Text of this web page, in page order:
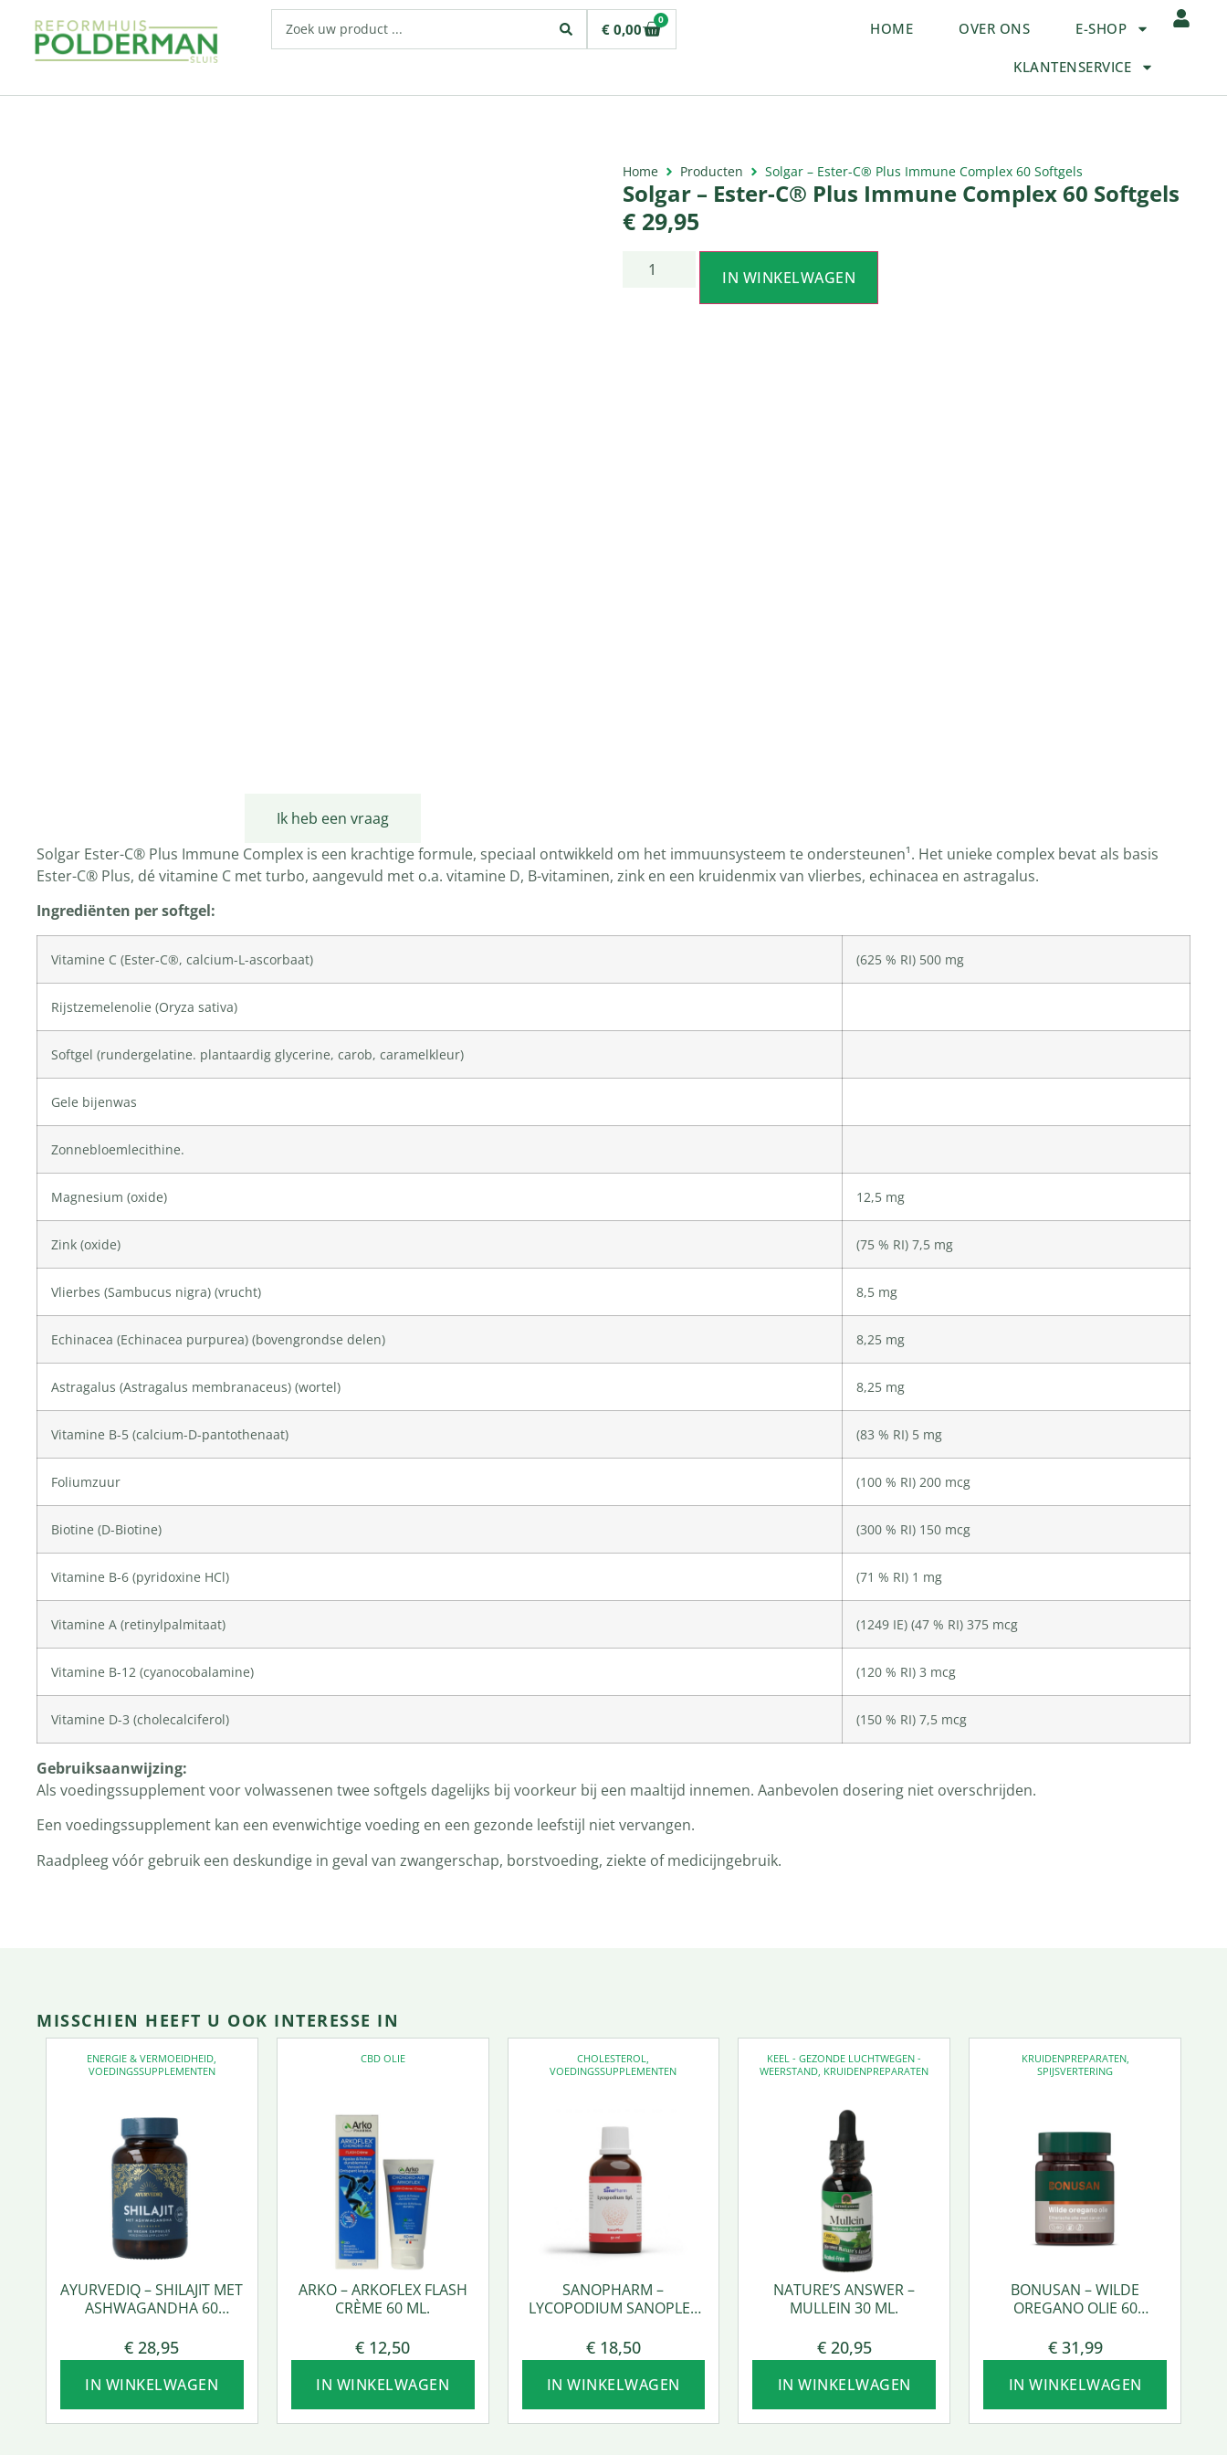
€ 0,00
0 HOME OVER ONS E-SHOP
KLANTENSERVICE
Home Producten Solgar – Ester-C® Plus Immune Complex 60 Softgels
Solgar – Ester-C® Plus Immune Complex 60 Softgels
€ 29,95
IN WINKELWAGEN
Ik heb een vraag
Solgar Ester-C® Plus Immune Complex is een krachtige formule, speciaal ontwikkeld om het immuunsysteem te ondersteunen¹. Het unieke complex bevat als basis
Ester-C® Plus, dé vitamine C met turbo, aangevuld met o.a. vitamine D, B-vitaminen, zink en een kruidenmix van vlierbes, echinacea en astragalus.
Ingrediënten per softgel:
Vitamine C (Ester-C®, calcium-L-ascorbaat) (625 % RI) 500 mg
Rijstzemelenolie (Oryza sativa)
Softgel (rundergelatine. plantaardig glycerine, carob, caramelkleur)
Gele bijenwas
Zonnebloemlecithine.
Magnesium (oxide) 12,5 mg
Zink (oxide) (75 % RI) 7,5 mg
Vlierbes (Sambucus nigra) (vrucht) 8,5 mg
Echinacea (Echinacea purpurea) (bovengrondse delen) 8,25 mg
Astragalus (Astragalus membranaceus) (wortel) 8,25 mg
Vitamine B-5 (calcium-D-pantothenaat) (83 % RI) 5 mg
Foliumzuur (100 % RI) 200 mcg
Biotine (D-Biotine) (300 % RI) 150 mcg
Vitamine B-6 (pyridoxine HCl) (71 % RI) 1 mg
Vitamine A (retinylpalmitaat) (1249 IE) (47 % RI) 375 mcg
Vitamine B-12 (cyanocobalamine) (120 % RI) 3 mcg
Vitamine D-3 (cholecalciferol) (150 % RI) 7,5 mcg
Gebruiksaanwijzing:
Als voedingssupplement voor volwassenen twee softgels dagelijks bij voorkeur bij een maaltijd innemen. Aanbevolen dosering niet overschrijden.
Een voedingssupplement kan een evenwichtige voeding en een gezonde leefstijl niet vervangen.
Raadpleeg vóór gebruik een deskundige in geval van zwangerschap, borstvoeding, ziekte of medicijngebruik.
MISSCHIEN HEEFT U OOK INTERESSE IN
ENERGIE & VERMOEIDHEID
VOEDINGSSUPPLEMENTEN
AYURVEDIQ – SHILAJIT MET
ASHWAGANDHA 60
€ 28,95
IN WINKELWAGEN
CBD OLIE
ARKO – ARKOFLEX FLASH
CRÈME 60 ML.
€ 12,50
IN WINKELWAGEN
CHOLESTEROL
VOEDINGSSUPPLEMENTEN
SANOPHARM –
LYCOPODIUM SANOPLEX
€18,50
IN WINKELWAGEN
KEEL - GEZONDE LUCHTWEGEN -
WEERSTAND KRUIDENPREPARATEN
NATURE’S ANSWER –
MULLEIN 30 ML.
€20,95
IN WINKELWAGEN
KRUIDENPREPARATEN,
SPIJSVERTERING
BONUSAN – WILDE
OREGANO OLIE 60
€31,99
IN WINKELWAGEN